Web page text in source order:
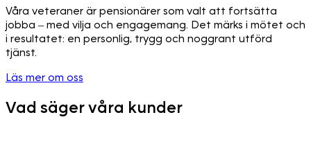
Våra veteraner är pensionärer som valt att fortsätta
jobba – med vilja och engagemang. Det märks i mötet och
i resultatet: en personlig, trygg och noggrant utförd
tjänst.
Läs mer om oss
Vad säger våra kunder